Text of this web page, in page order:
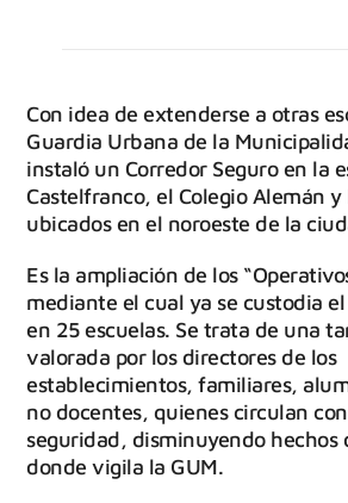
Con idea de extenderse a otras
Guardia Urbana de la
instaló un Corredor Seguro en la
Castelfranco, el Colegio Alemán y
ubicados en el noroeste de la
Es la ampliación de los
mediante el cual ya se custodia
en 25 escuelas. Se trata de una
valorada por los directores de los
establecimientos, familiares,
no docentes, quienes circulan
seguridad, disminuyendo hechos
donde vigila la GUM.